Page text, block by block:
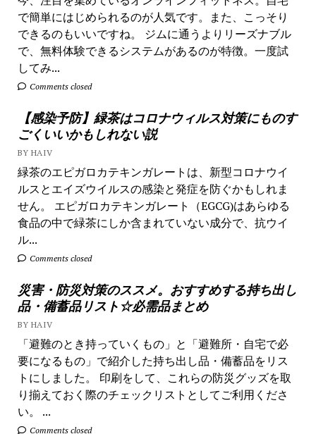
で簡単にはじめられるのが人気です。また、こっそり
できるのもいいですね。 ジムに通うよりリーズナブル
で、無料体験できるシステムがあるのが特徴。一度試
してみ...
Comments closed
【感染予防】緑茶はコロナウィルス対策にものす
ごくいいかもしれない説
BY HAIV
緑茶のエピガロカテキンガレートは、新型コロナウイ
ルスとエイズウイルスの感染と発症を防ぐかもしれま
せん。 エピガロカテキンガレート（EGCG)はあらゆる
食品の中で緑茶にしか含まれていない成分で、抗ウイ
ル...
Comments closed
災害・防災対策のススメ。おすすめする持ち出し
品・備蓄品リスト☆必需品まとめ
BY HAIV
「避難のとき持っていくもの」と「避難所・自宅で必
要になるもの」で紹介した持ち出し品・備蓄品をリス
トにしました。 印刷をして、これらの防災グッズを取
り揃えておく際のチェックリストとしてご利用くださ
い。 ...
Comments closed